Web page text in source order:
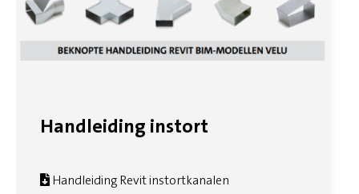
Handleiding instort
Handleiding Revit instortkanalen